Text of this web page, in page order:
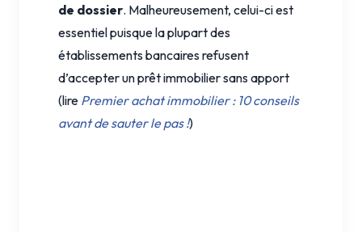
de dossier. Malheureusement, celui-ci est
essentiel puisque la plupart des
établissements bancaires refusent
d’accepter un prêt immobilier sans apport
(lire Premier achat immobilier : 10 conseils
avant de sauter le pas !)